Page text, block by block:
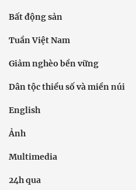
Bất động sản
Tuần Việt Nam
Giảm nghèo bền vững
Dân tộc thiểu số và miền núi
English
Ảnh
Multimedia
24h qua